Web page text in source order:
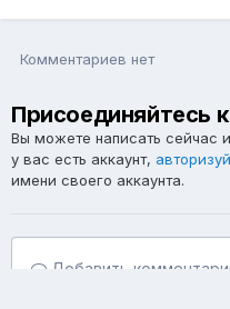
Комментариев нет
Присоединяйтесь
Вы можете написать сейчас
у вас есть аккаунт,
имени своего аккаунта.
Добавить